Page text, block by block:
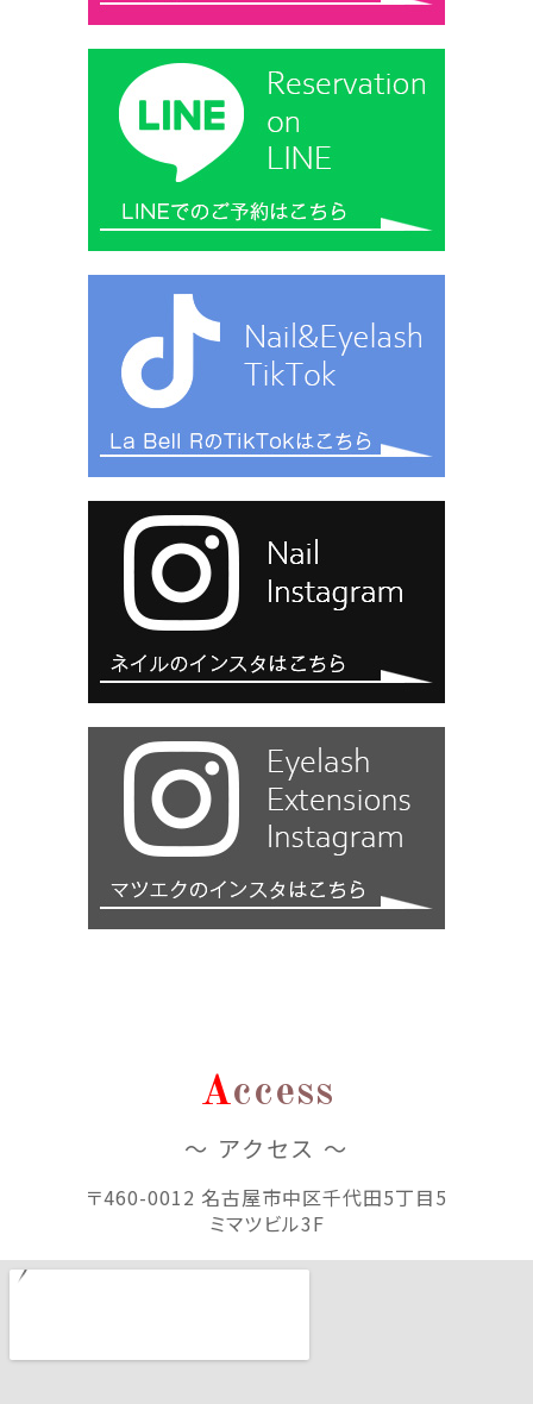
Access
～ アクセス ～
〒460-0012 名古屋市中区千代田5丁目5
ミマツビル3F